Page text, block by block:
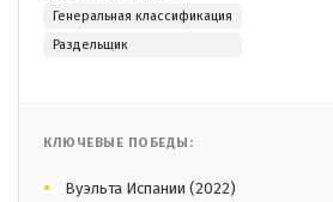
Генеральная классификация
Раздельщик
КЛЮЧЕВЫЕ ПОБЕДЫ:
Вуэльта Испании (2022)